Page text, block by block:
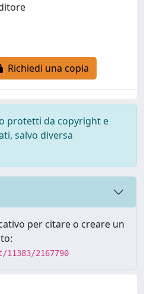
Richiedi una copia
protetti da copyright e
salvo diversa
per citare o creare un
2167790